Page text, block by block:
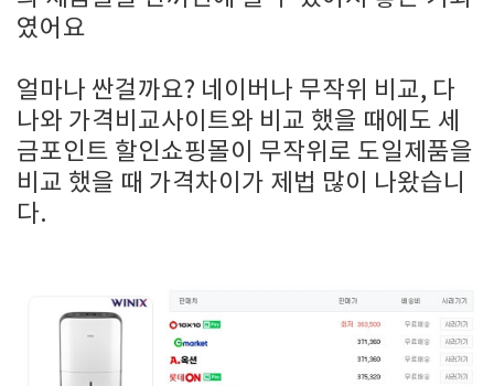
였어요
얼마나 싼걸까요? 네이버나 무작위 비교, 다
나와 가격비교사이트와 비교 했을 때에도 세
금포인트 할인쇼핑몰이 무작위로 도일제품을
비교 했을 때 가격차이가 제법 많이 나왔습니
다.